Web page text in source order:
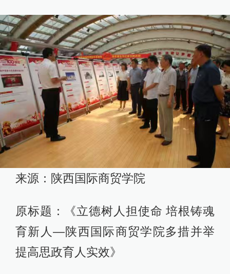
来源：陕西国际商贸学院
原标题：《立德树人担使命 培根铸魂
育新人—陕西国际商贸学院多措并举
提高思政育人实效》